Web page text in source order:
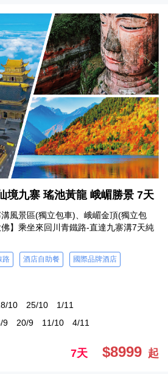
境九寨 瑤池黃龍 峨嵋勝景 7天
風景區(獨立包車)、峨嵋金頂(獨立包
】乘坐來回川青鐵路-直達九寨溝7天純
路 酒店自助餐 國際品牌酒店
10 25/10
1/11
9 20/9 11/10 4/11
7天 $8999 起